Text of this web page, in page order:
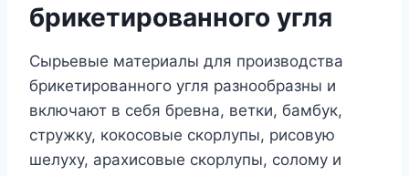
брикетированного угля
Сырьевые материалы для производства
брикетированного угля разнообразны и
включают в себя бревна, ветки, бамбук,
стружку, кокосовые скорлупы, рисовую
шелуху, арахисовые скорлупы, солому и